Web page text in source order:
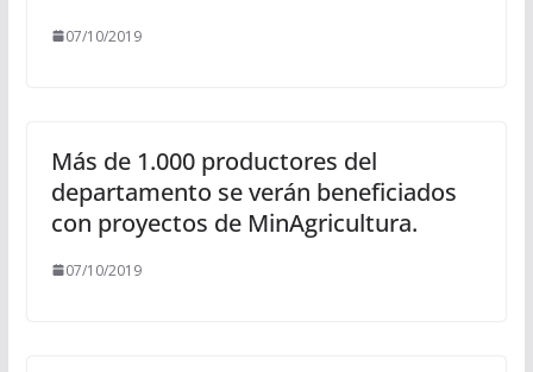
07/10/2019
Más de 1.000 productores del
departamento se verán beneficiados
con proyectos de MinAgricultura.
07/10/2019